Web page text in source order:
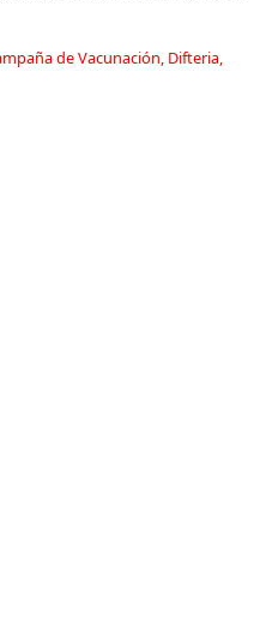
de Vacunación Difteria,